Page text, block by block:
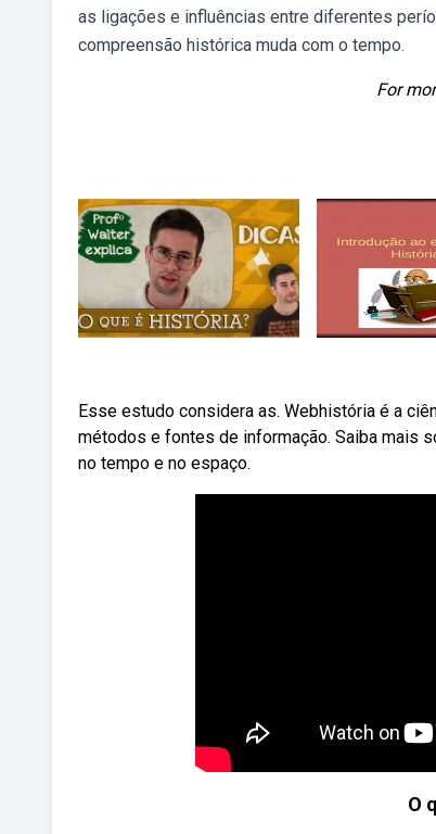
as ligações e influências entre diferentes
compreensão histórica muda com o tempo.
For
Esse estudo considera as. Webhistória é a
métodos e fontes de informação. Saiba mais
no tempo e no espaço.
O